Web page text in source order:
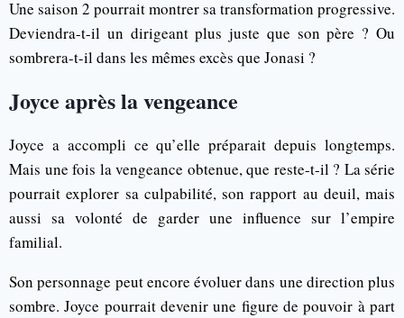
Une saison 2 pourrait montrer sa transformation progressive.
Deviendra-t-il un dirigeant plus juste que son père ? Ou
sombrera-t-il dans les mêmes excès que Jonasi ?
Joyce après la vengeance
Joyce a accompli ce qu’elle préparait depuis longtemps.
Mais une fois la vengeance obtenue, que reste-t-il ? La série
pourrait explorer sa culpabilité, son rapport au deuil, mais
aussi sa volonté de garder une influence sur l’empire
familial.
Son personnage peut encore évoluer dans une direction plus
sombre. Joyce pourrait devenir une figure de pouvoir à part